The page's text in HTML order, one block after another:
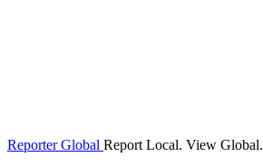
Reporter Global Report Local. View Global.